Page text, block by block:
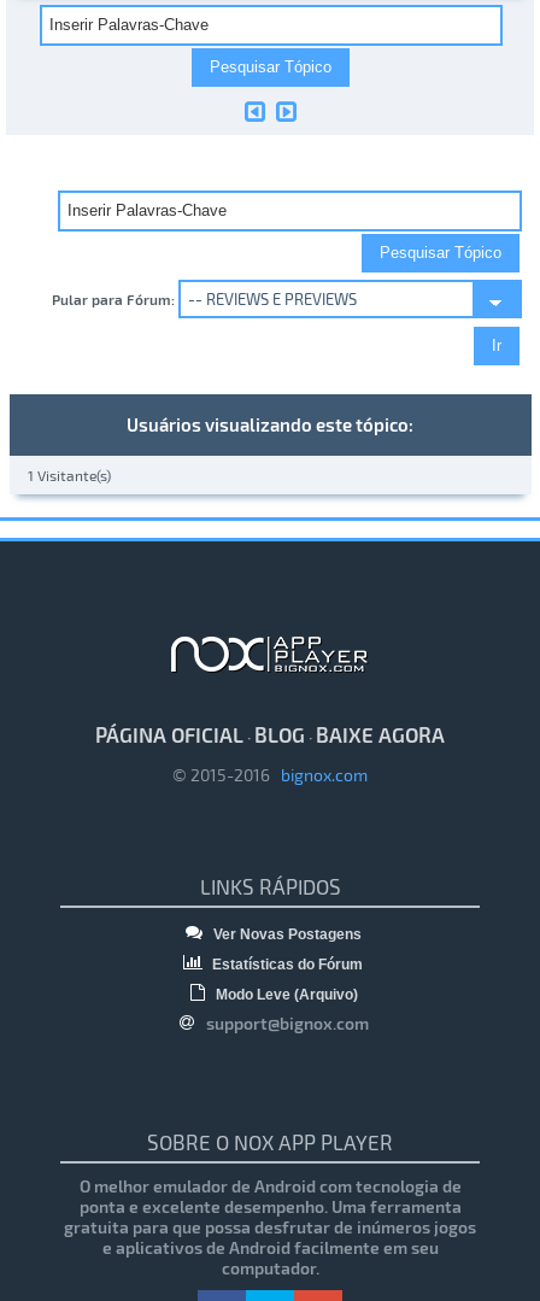
Pular para Fórum:
Usuários visualizando este tópico:
1 Visitante(s)
PÁGINA OFICIAL · BLOG · BAIXE AGORA
© 2015-2016 bignox.com
LINKS RÁPIDOS
Ver Novas Postagens
Estatísticas do Fórum
Modo Leve (Arquivo)
support@bignox.com
SOBRE O NOX APP PLAYER
O melhor emulador de Android com tecnologia de
ponta e excelente desempenho. Uma ferramenta
gratuita para que possa desfrutar de inúmeros jogos
e aplicativos de Android facilmente em seu
computador.